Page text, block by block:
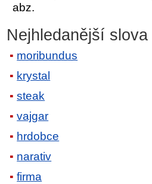
abz.
Nejhledanější slova
moribundus
krystal
steak
vajgar
hrdobce
narativ
firma